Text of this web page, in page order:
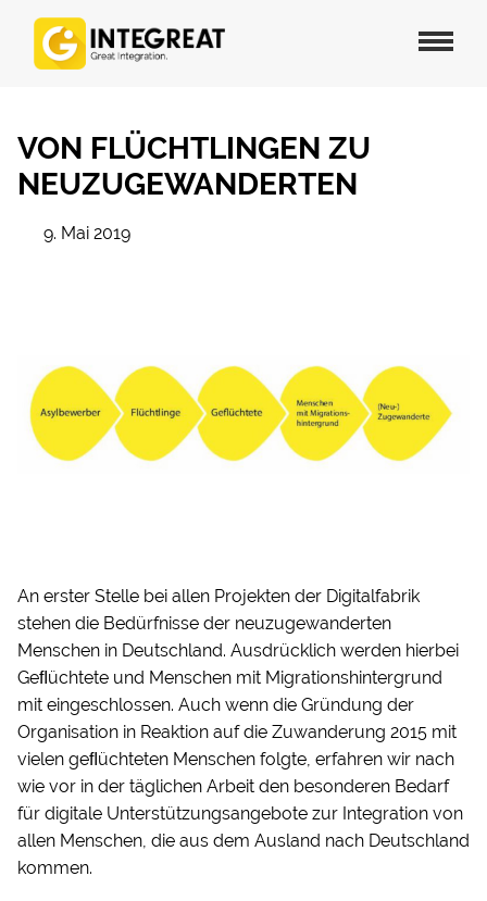
VON FLÜCHTLINGEN ZU
NEUZUGEWANDERTEN
9. Mai 2019
An erster Stelle bei allen Projekten der Digitalfabrik
stehen die Bedürfnisse der neuzugewanderten
Menschen in Deutschland. Ausdrücklich werden hierbei
Geﬂüchtete und Menschen mit Migrationshintergrund
mit eingeschlossen. Auch wenn die Gründung der
Organisation in Reaktion auf die Zuwanderung 2015 mit
vielen geﬂüchteten Menschen folgte, erfahren wir nach
wie vor in der täglichen Arbeit den besonderen Bedarf
für digitale Unterstützungsangebote zur Integration von
allen Menschen, die aus dem Ausland nach Deutschland
kommen.